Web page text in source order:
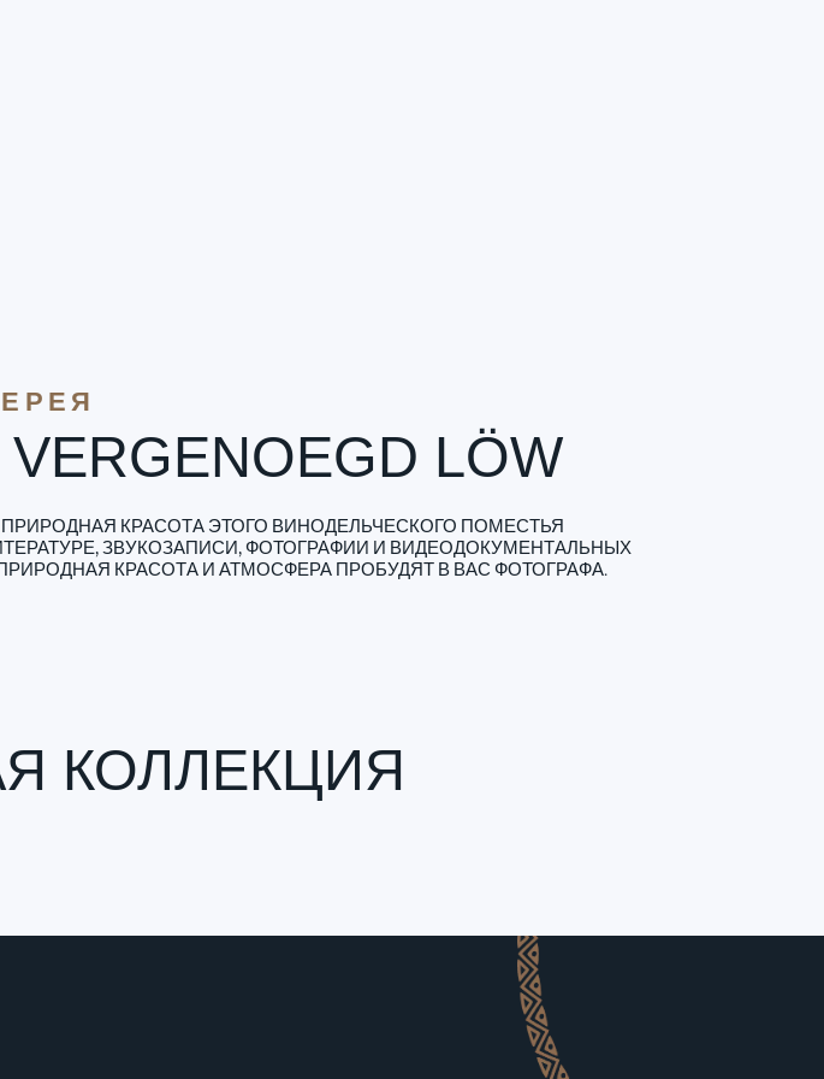
LÖW
КРАСОТА ЭТОГО ВИНОДЕЛЬЧЕСКОГО ПОМЕСТЬЯ
ЗВУКОЗАПИСИ, ФОТОГРАФИИ И ВИДЕОДОКУМЕНТАЛЬНЫХ
КРАСОТА И АТМОСФЕРА ПРОБУДЯТ В ВАС ФОТОГРАФА.
КОЛЛЕКЦИЯ